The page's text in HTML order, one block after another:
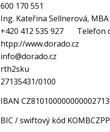
600 170 551
Ing. Kateřina Sellnerová, MBA
+420 412 535 927 Telefon
htpp://www.dorado.cz
info@dorado.cz
rth2sku
27135431/0100
IBAN
BIC / swiftový kód